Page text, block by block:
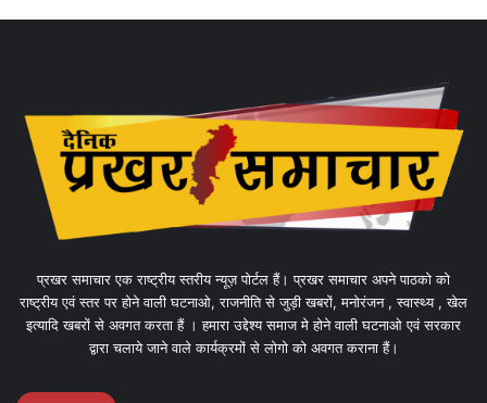
प्रखर समाचार एक राष्ट्रीय स्तरीय न्यूज़ पोर्टल हैं। प्रखर समाचार अपने पाठको को
राष्ट्रीय एवं स्तर पर होने वाली घटनाओ, राजनीति से जुड़ी खबरों, मनोरंजन , स्वास्थ्य , खेल
इत्यादि खबरों से अवगत करता हैं । हमारा उद्देश्य समाज मे होने वाली घटनाओ एवं सरकार
द्वारा चलाये जाने वाले कार्यक्रमों से लोगो को अवगत कराना हैं।